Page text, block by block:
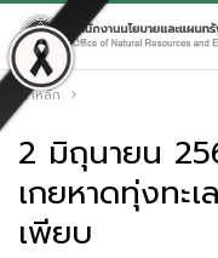
หน้าหลัก
2 มิถุนายน
เกยหาดทุ่งทะ
เพียบ